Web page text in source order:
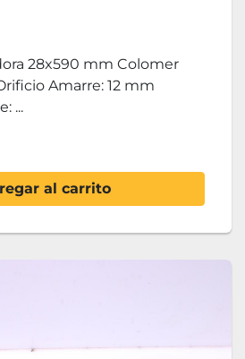
28x590 mm Colomer
Amarre: 12 mm
...
al carrito